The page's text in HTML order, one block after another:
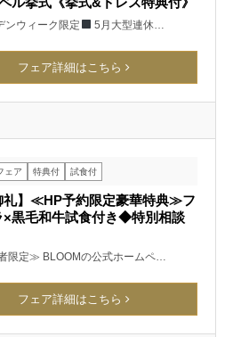
ンウィーク限定 5月大型連休…
フェア詳細はこちら
ェア 特典付 試食付
礼】≪HP予約限定豪華特典≫フ
×黒毛和牛試食付き◆特別相談
限定≫ BLOOMの公式ホームペ…
フェア詳細はこちら